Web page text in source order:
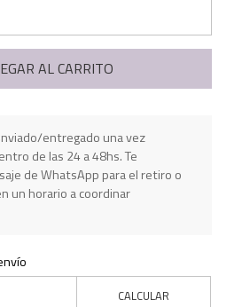
AL CARRITO
entregado una vez
de las 24 a 48hs. Te
de WhatsApp para el retiro o
un horario a coordinar
CALCULAR